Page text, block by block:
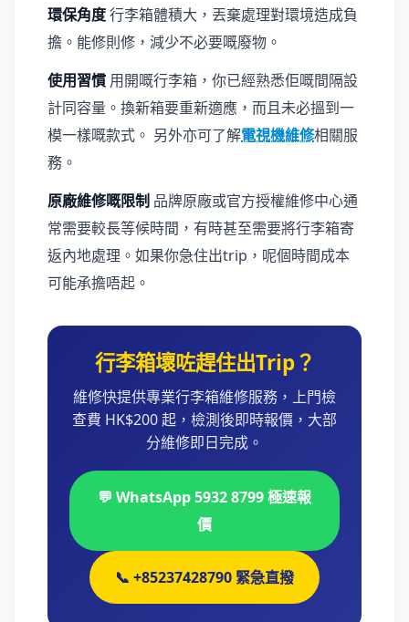
環保角度行李箱體積大，丟棄處理對環境造成負
擔。能修則修，減少不必要嘅廢物。
使用習慣 用開嘅行李箱，你已經熟悉佢嘅間隔設
計同容量。換新箱要重新適應，而且未必搵到一
模一樣嘅款式。 另外亦可了解電視機維修相關服
務。
原廠維修嘅限制 品牌原廠或官方授權維修中心通
常需要較長等候時間，有時甚至需要將行李箱寄
返內地處理。如果你急住出trip，呢個時間成本
可能承擔唔起。
行李箱壞咗趕住出Trip？
維修快提供專業行李箱維修服務，上門檢
查費 HK$200 起，檢測後即時報價，大部
分維修即日完成。
💬 WhatsApp 5932 8799 極速報
價
📞 +85237428790 緊急直撥